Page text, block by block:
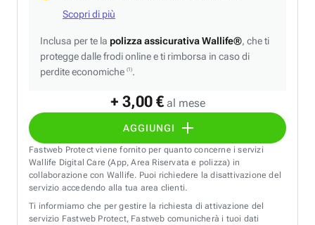
+ 3,00 € al mese
AGGIUNGI
Scopri di più
Inclusa per te la polizza assicurativa Wallife®, che ti
protegge dalle frodi online e ti rimborsa in caso di
perdite economiche (1).
Fastweb Protect viene fornito per quanto concerne i servizi
Wallife Digital Care (App, Area Riservata e polizza) in
collaborazione con Wallife. Puoi richiedere la disattivazione del
servizio accedendo alla tua area clienti.
Ti informiamo che per gestire la richiesta di attivazione del
servizio Fastweb Protect, Fastweb comunicherà i tuoi dati